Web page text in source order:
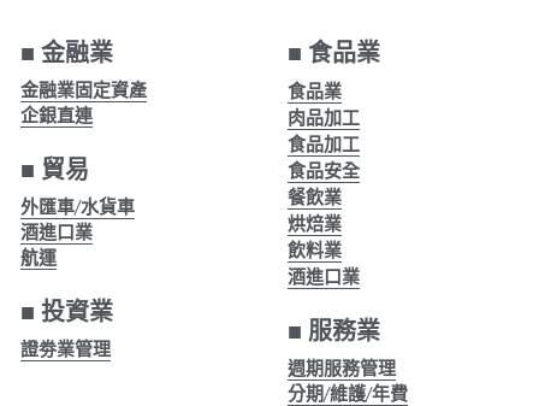
股東專區
ESG永續經營
聯絡正航
■ 金融業
金融業固定資產
企銀直連
■ 貿易
外匯車/水貨車
酒進口業
航運
■ 投資業
證劵業管理
■ 食品業
食品業
肉品加工
食品加工
食品安全
餐飲業
烘焙業
飲料業
酒進口業
■ 服務業
週期服務管理
分期/維護/年費
醫療
金屬加工
零售業
食品安全
MES 車間管理
標竿客戶